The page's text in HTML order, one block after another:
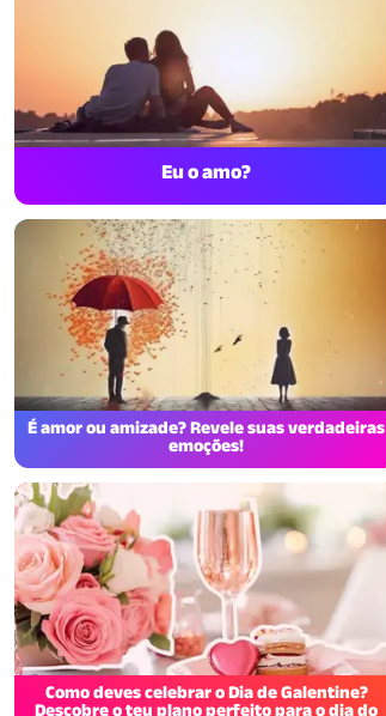
Eu o amo?
É amor ou amizade? Revele suas verdadeiras
emoções!
Como deves celebrar o Dia de Galentine?
Descobre o teu plano perfeito para o dia do